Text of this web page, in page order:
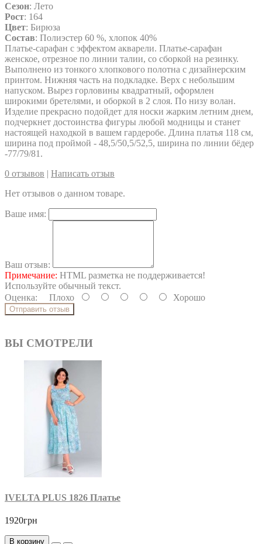
Сезон: Лето
Рост: 164
Цвет: Бирюза
Состав: Полиэстер 60 %, хлопок 40%
Платье-сарафан с эффектом акварели. Платье-сарафан
женское, отрезное по линии талии, со сборкой на резинку.
Выполнено из тонкого хлопкового полотна с дизайнерским
принтом. Нижняя часть на подкладке. Верх с небольшим
напуском. Вырез горловины квадратный, оформлен
широкими бретелями, и оборкой в 2 слоя. По низу волан.
Изделие прекрасно подойдет для носки жарким летним днем,
подчеркнет достоинства фигуры любой модницы и станет
настоящей находкой в вашем гардеробе. Длина платья 118 см,
ширина под проймой - 48,5/50,5/52,5, ширина по линии бёдер
-77/79/81.
0 отзывов | Написать отзыв
Нет отзывов о данном товаре.
Ваше имя:
Ваш отзыв:
Примечание: HTML разметка не поддерживается!
Используйте обычный текст.
Оценка: Плохо Хорошо
Отправить отзыв
ВЫ СМОТРЕЛИ
IVELTA PLUS 1826 Платье
1920грн
В корзину